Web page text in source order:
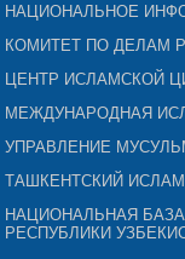
НАЦИОНАЛЬНОЕ
КОМИТЕТ ПО ДЕЛАМ
ЦЕНТР ИСЛАМСКОЙ
МЕЖДУНАРОДНАЯ
УПРАВЛЕНИЕ
ТАШКЕНТСКИЙ
НАЦИОНАЛЬНАЯ
РЕСПУБЛИКИ